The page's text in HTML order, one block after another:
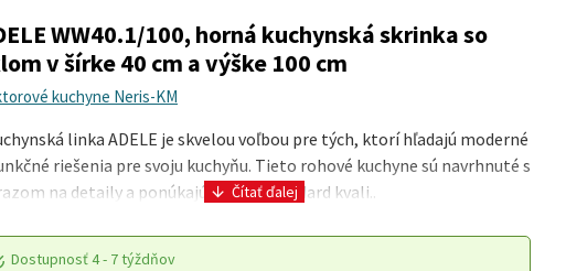
WW40.1/100, horná kuchynská skrinka so
v šírke 40 cm a výške 100 cm
kuchyne Neris-KM
linka ADELE je skvelou voľbou pre tých, ktorí hľadajú moderné
riešenia pre svoju kuchyňu. Tieto rohové kuchyne sú navrhnuté s
na detaily a ponúkajú vysoký štandard kvali..
Dostupnosť4 - 7 týždňov